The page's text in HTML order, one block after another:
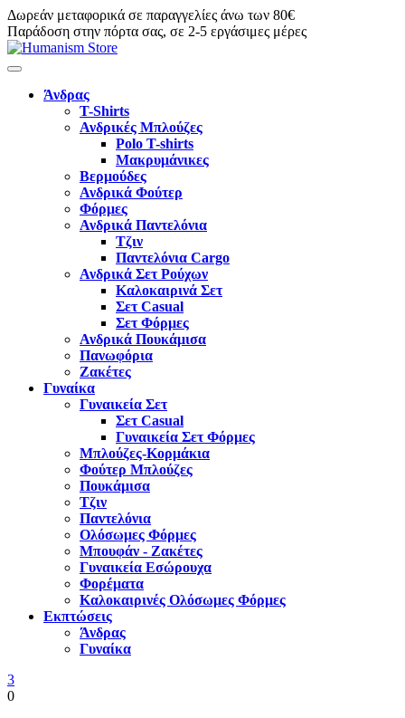
Δωρεάν μεταφορικά σε παραγγελίες άνω των 80€
Παράδοση στην πόρτα σας, σε 2-5 εργάσιμες μέρες
Άνδρας
T-Shirts
Ανδρικές Μπλούζες
Polo T-shirts
Μακρυμάνικες
Βερμούδες
Ανδρικά Φούτερ
Φόρμες
Ανδρικά Παντελόνια
Τζιν
Παντελόνια Cargo
Ανδρικά Σετ Ρούχων
Καλοκαιρινά Σετ
Σετ Casual
Σετ Φόρμες
Ανδρικά Πουκάμισα
Πανωφόρια
Ζακέτες
Γυναίκα
Γυναικεία Σετ
Σετ Casual
Γυναικεία Σετ Φόρμες
Μπλούζες-Κορμάκια
Φούτερ Μπλούζες
Πουκάμισα
Τζιν
Παντελόνια
Ολόσωμες Φόρμες
Μπουφάν - Ζακέτες
Γυναικεία Εσώρουχα
Φορέματα
Καλοκαιρινές Ολόσωμες Φόρμες
Εκπτώσεις
Άνδρας
Γυναίκα
3
0